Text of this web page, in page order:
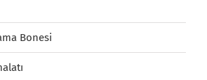
Bonesi